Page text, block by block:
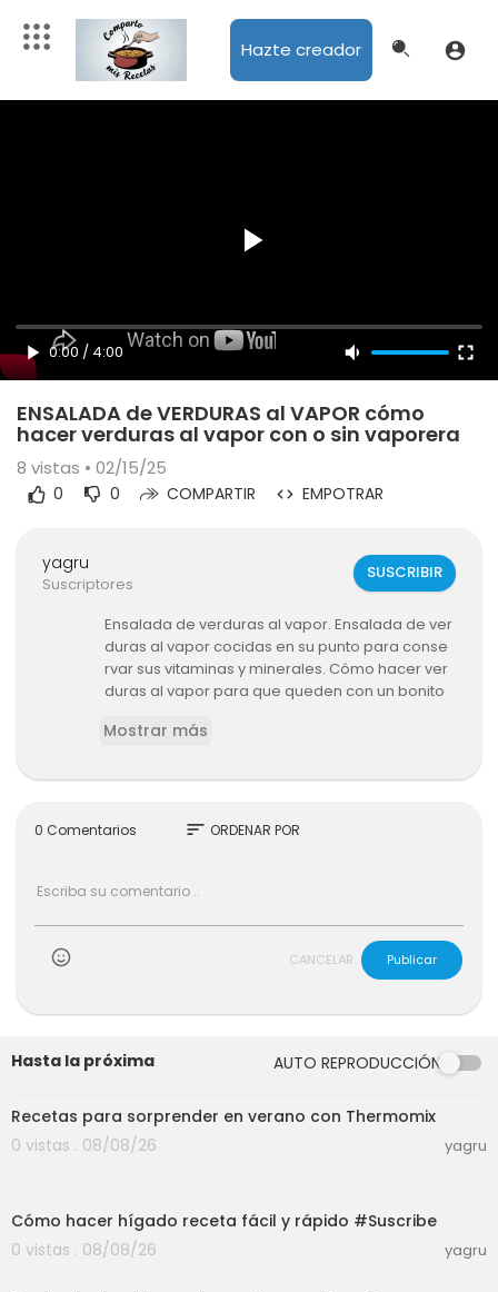
Hazte creador
0:00 / 4:00
ENSALADA de VERDURAS al VAPOR cómo
hacer verduras al vapor con o sin vaporera
8 vistas • 02/15/25
0 0 COMPARTIR EMPOTRAR
yagru
Suscriptores
SUSCRIBIR
Ensalada de verduras al vapor. Ensalada de ver
duras al vapor cocidas en su punto para conse
rvar sus vitaminas y minerales. Cómo hacer ver
duras al vapor para que queden con un bonito
por son ideales como guarnición para acompa
enan de bienestar. Gracias por ver la receta!
http://corazoncontentoconley.com
http://facebook.com/CorazonContentoConLey
Mostrar más
0 Comentarios sort ORDENAR POR
CANCELAR Publicar
Hasta la próxima AUTO REPRODUCCIÓN
31:09
Recetas para sorprender en verano con Thermomix
0 vistas . 08/08/26
yagru
Cómo hacer hígado receta fácil y rápido #Suscribe
0 vistas . 08/08/26
yagru